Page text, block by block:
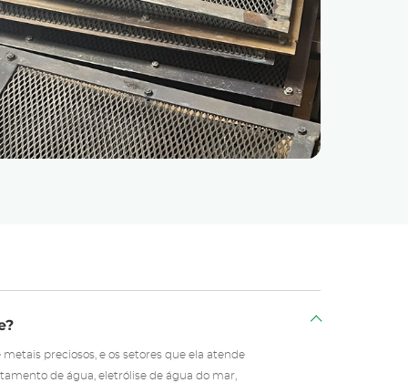
José
CEO
preciosos, e os setores que ela atende
de água, eletrólise de água do mar,